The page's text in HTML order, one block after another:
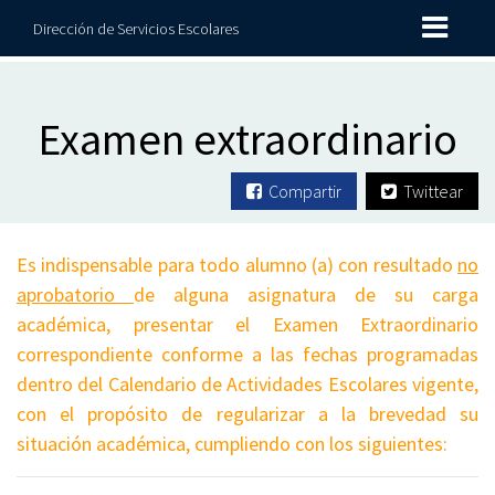
Dirección de Servicios Escolares
Examen extraordinario
Compartir Twittear
Es indispensable para todo alumno (a) con resultado no
aprobatorio de alguna asignatura de su carga
académica, presentar el Examen Extraordinario
correspondiente conforme a las fechas programadas
dentro del Calendario de Actividades Escolares vigente,
con el propósito de regularizar a la brevedad su
situación académica, cumpliendo con los siguientes: